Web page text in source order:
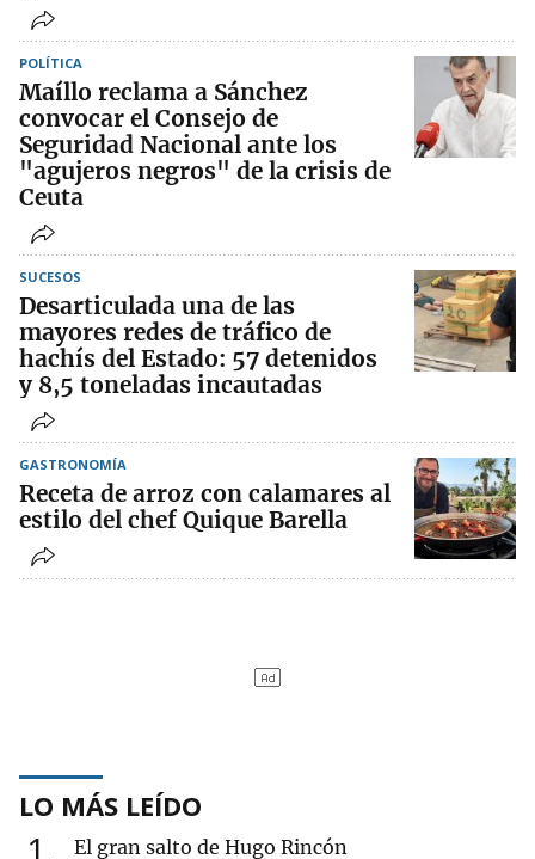
POLÍTICA
Maíllo reclama a Sánchez
convocar el Consejo de
Seguridad Nacional ante los
"agujeros negros" de la crisis de
Ceuta
SUCESOS
Desarticulada una de las
mayores redes de tráfico de
hachís del Estado: 57 detenidos
y 8,5 toneladas incautadas
GASTRONOMÍA
Receta de arroz con calamares al
estilo del chef Quique Barella
LO MÁS LEÍDO
1 El gran salto de Hugo Rincón